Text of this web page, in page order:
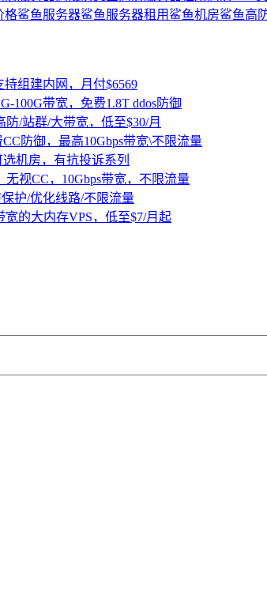
格鲨鱼服务器鲨鱼服务器租用 鲨鱼机房鲨鱼高
持组建内网，月付$6569
100G带宽，免费1.8T ddos防御
防/站群/大带宽，低至$30/月
防御，最高10Gbps带宽\不限流量
机房，有抗投诉系列
无视CC，10Gbps带宽，不限流量
护/优化线路/不限流量
宽的大内存VPS，低至$7/月起